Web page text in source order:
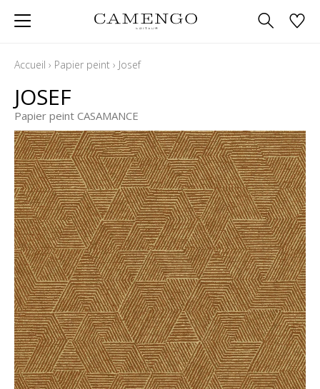
Accueil › Papier peint › Josef
JOSEF
Papier peint CASAMANCE